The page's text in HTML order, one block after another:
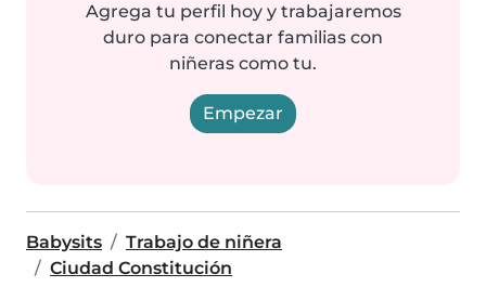
Agrega tu perfil hoy y trabajaremos
duro para conectar familias con
niñeras como tu.
Empezar
Babysits
Trabajo de niñera
Ciudad Constitución